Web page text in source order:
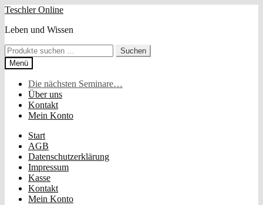
Zur
springen
Zum
springen
Teschler Online
Leben und Wissen
Suchen
nach:
Suchen
Menü
Die nächsten Seminare…
Über uns
Kontakt
Mein Konto
Start
AGB
Datenschutzerklärung
Impressum
Kasse
Kontakt
Mein Konto